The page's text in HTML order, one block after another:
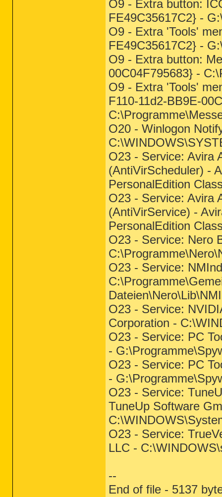
O9 - Extra button:
FE49C35617C2} -
O9 - Extra 'Tools'
FE49C35617C2} -
O9 - Extra button:
00C04F795683} -
O9 - Extra 'Tools'
F110-11d2-BB9E-
O20 - Winlogon
O23 - Service: Avira
(AntiVirScheduler) -
PersonalEdition
O23 - Service: Avira
(AntiVirService) -
PersonalEdition
O23 - Service: Nero
O23 - Service:
O23 - Service:
Corporation -
O23 - Service: PC
-
O23 - Service: PC
-
O23 - Service:
TuneUp Software
O23 - Service:
LLC -
--
End of file - 5137